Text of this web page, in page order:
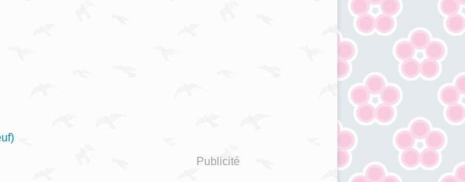
Publicité